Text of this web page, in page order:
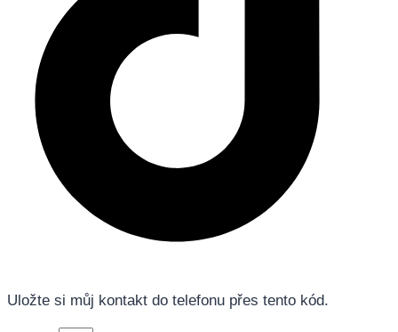
Uložte si můj kontakt do telefonu přes tento kód.